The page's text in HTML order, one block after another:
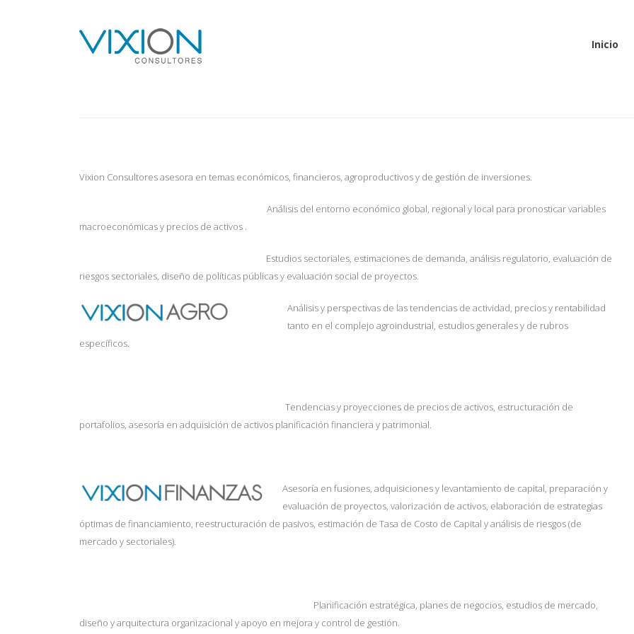
Inicio
Servicios
Vixion Consultores asesora en temas económicos, financieros, agroproductivos y de gestión de inversiones.
Análisis del entorno económico global, regional y local para pronosticar variables
macroeconómicas y precios de activos .
Estudios sectoriales, estimaciones de demanda, análisis regulatorio, evaluación de
riesgos sectoriales, diseño de políticas públicas y evaluación social de proyectos.
Análisis y perspectivas de las tendencias de actividad, precios y rentabilidad
tanto en el complejo agroindustrial, estudios generales y de rubros
específicos.
Tendencias y proyecciones de precios de activos, estructuración de
portafolios, asesoría en adquisición de activos planificación financiera y patrimonial.
Asesoría en fusiones, adquisiciones y levantamiento de capital, preparación y
evaluación de proyectos, valorización de activos, elaboración de estrategias
óptimas de financiamiento, reestructuración de pasivos, estimación de Tasa de Costo de Capital y análisis de riesgos (de
mercado y sectoriales).
Planificación estratégica, planes de negocios, estudios de mercado,
diseño y arquitectura organizacional y apoyo en mejora y control de gestión.